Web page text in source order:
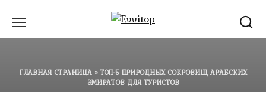
содержанию
ГЛАВНАЯ СТРАНИЦА»ТОП-5 ПРИРОДНЫХ СОКРОВИЩ АРАБСКИХ
ЭМИРАТОВ ДЛЯ ТУРИСТОВ